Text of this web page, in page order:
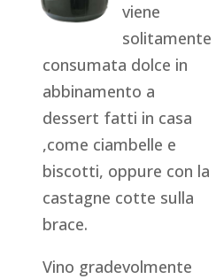
viene
solitamente
consumata dolce in
abbinamento a
dessert fatti in casa
,come ciambelle e
biscotti, oppure con la
castagne cotte sulla
brace.
Vino gradevolmente